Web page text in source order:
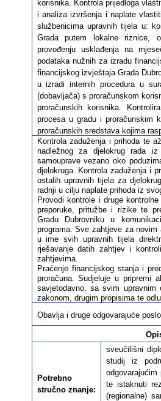
korisnika. Kontrola prijedloga
i analiza izvršenja i naplate
službenicima upravnih tijela u:
Grada putem lokalne riznice,
provođenju usklađenja na
podataka nužnih za izradu
financijskog izvještaja Grada
u izradi internih procedura u
(dobavljača) s proračunskom
proračunskih korisnika.
procesa u gradu i proračunskim
proračunskih sredstava kojima
Kontrola zaduženja i prihoda te
nadležnog za djelokrug rada
samouprave vezano oko
djelokruga. Kontrola zaduženja i
ostalih upravnih tijela za
radnji u cilju naplate prihoda iz
Provodi kontrole i druge
preporuke, pritužbe i rizike te
Gradu Dubrovniku u
programa. Sve zahtjeve za
u ime svih upravnih tijela
rješavanje datih zahtjev i
zahtjevima.
Praćenje financijskog stanja i
proračuna. Sudjeluje u pripremi
savjetodavno, sa svim upravnim
zakonom, drugim propisima te
Obavlja i druge odgovarajuće
Potrebno
stručno znanje:
sveučilišni
studij iz
te istaknuti
(regionalne)